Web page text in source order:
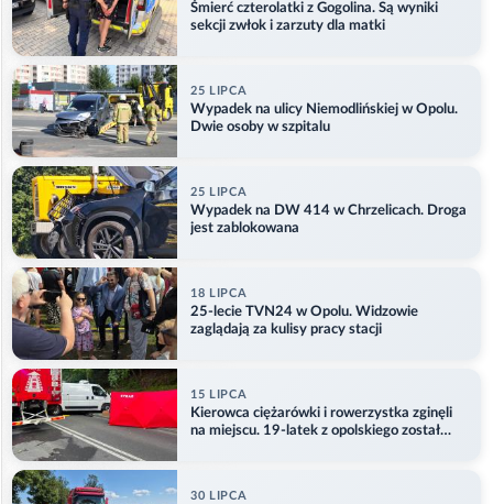
Śmierć czterolatki z Gogolina. Są wyniki
sekcji zwłok i zarzuty dla matki
25 LIPCA
Wypadek na ulicy Niemodlińskiej w Opolu.
Dwie osoby w szpitalu
25 LIPCA
Wypadek na DW 414 w Chrzelicach. Droga
jest zablokowana
18 LIPCA
25-lecie TVN24 w Opolu. Widzowie
zaglądają za kulisy pracy stacji
15 LIPCA
Kierowca ciężarówki i rowerzystka zginęli
na miejscu. 19-latek z opolskiego został
30 LIPCA